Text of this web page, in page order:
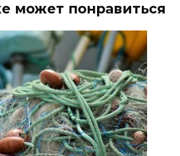
может понравиться